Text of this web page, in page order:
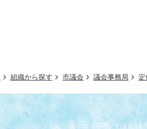
組織から探す 市議会 議会事務局